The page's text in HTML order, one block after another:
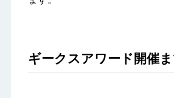
ギークスアワード開催